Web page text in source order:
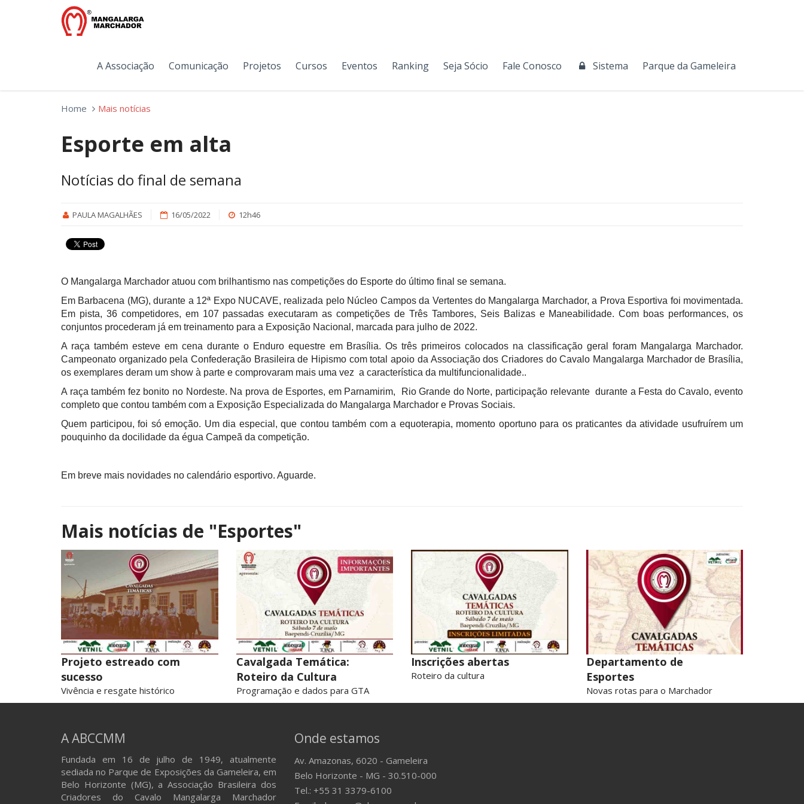
A Associação Comunicação Projetos Cursos Eventos Ranking Seja Sócio Fale Conosco Sistema Parque da Gameleira
Home Mais notícias
Esporte em alta
Notícias do final de semana
PAULA MAGALHÃES 16/05/2022 12h46
O Mangalarga Marchador atuou com brilhantismo nas competições do Esporte do último final se semana.
Em Barbacena (MG), durante a 12ª Expo NUCAVE, realizada pelo Núcleo Campos da Vertentes do Mangalarga Marchador, a Prova Esportiva foi movimentada.
Em pista, 36 competidores, em 107 passadas executaram as competições de Três Tambores, Seis Balizas e Maneabilidade. Com boas performances, os
conjuntos procederam já em treinamento para a Exposição Nacional, marcada para julho de 2022.
A raça também esteve em cena durante o Enduro equestre em Brasília. Os três primeiros colocados na classificação geral foram Mangalarga Marchador.
Campeonato organizado pela Confederação Brasileira de Hipismo com total apoio da Associação dos Criadores do Cavalo Mangalarga Marchador de Brasília,
os exemplares deram um show à parte e comprovaram mais uma vez a característica da multifuncionalidade..
A raça também fez bonito no Nordeste. Na prova de Esportes, em Parnamirim, Rio Grande do Norte, participação relevante durante a Festa do Cavalo, evento
completo que contou também com a Exposição Especializada do Mangalarga Marchador e Provas Sociais.
Quem participou, foi só emoção. Um dia especial, que contou também com a equoterapia, momento oportuno para os praticantes da atividade usufruírem um
pouquinho da docilidade da égua Campeã da competição.
Em breve mais novidades no calendário esportivo. Aguarde.
Mais notícias de "Esportes"
Projeto estreado com
sucesso
Vivência e resgate histórico
Cavalgada Temática:
Roteiro da Cultura
Programação e dados para GTA
Inscrições abertas
Roteiro da cultura
Departamento de
Esportes
Novas rotas para o Marchador
A ABCCMM
Fundada em 16 de julho de 1949, atualmente
sediada no Parque de Exposições da Gameleira, em
Belo Horizonte (MG), a Associação Brasileira dos
Criadores do Cavalo Mangalarga Marchador
Onde estamos
Av. Amazonas, 6020 - Gameleira
Belo Horizonte - MG - 30.510-000
Tel.: +55 31 3379-6100